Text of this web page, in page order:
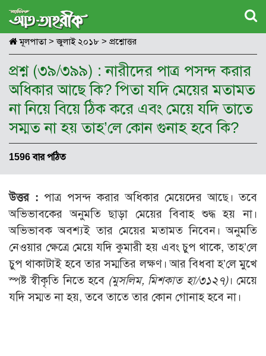
মূলপাতা> জুলাই ২০১৮ > প্রশ্নোত্তর
প্রশ্ন (৩৯/৩৯৯) : নারীদের পাত্র পসন্দ করার
অধিকার আছে কি? পিতা যদি মেয়ের মতামত
না নিয়ে বিয়ে ঠিক করে এবং মেয়ে যদি তাতে
সম্মত না হয় তাহ’লে কোন গুনাহ হবে কি?
1596 বার পঠিত
উত্তর : পাত্র পসন্দ করার অধিকার মেয়েদের আছে। তবে
অভিভাবকের অনুমতি ছাড়া মেয়ের বিবাহ শুদ্ধ হয় না।
অভিভাবক অবশ্যই তার মেয়ের মতামত নিবেন। অনুমতি
নেওয়ার ক্ষেত্রে মেয়ে যদি কুমারী হয় এবং চুপ থাকে, তাহ’লে
চুপ থাকাটাই হবে তার সম্মতির লক্ষণ। আর বিধবা হ’লে মুখে
স্পষ্ট স্বীকৃতি নিতে হবে (মুসলিম, মিশকাত হা/৩১২৭)। মেয়ে
যদি সম্মত না হয়, তবে তাতে তার কোন গোনাহ হবে না।